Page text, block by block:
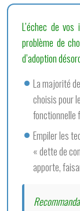
L’échec de
problème de
d’adoption
La majorité
choisis pour
fonctionnelle
Empiler les
« dette de
apporte,